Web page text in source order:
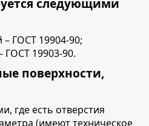
ГОСТ 19904-90;
ГОСТ 19903-90.
поверхности,
где есть отверстия
(имеют техническое